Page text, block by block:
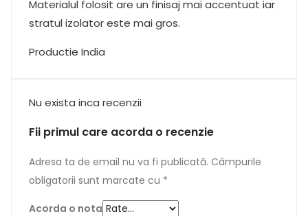
Materialul folosit are un finisaj mai accentuat iar
stratul izolator este mai gros.
Productie India
Nu exista inca recenzii
Fii primul care acorda o recenzie
Adresa ta de email nu va fi publicată. Câmpurile
obligatorii sunt marcate cu *
Acorda o nota